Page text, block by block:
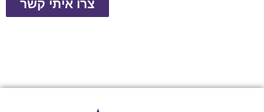
צרו איתי קשר